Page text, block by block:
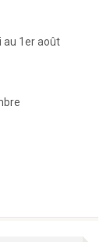
au 1er août